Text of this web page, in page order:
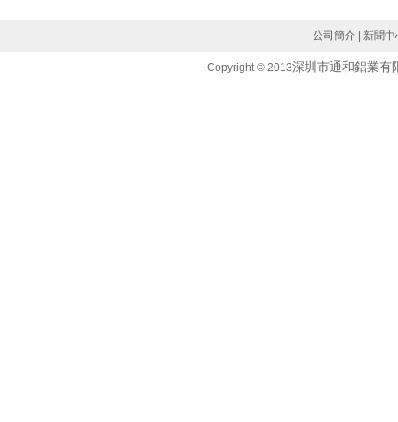
公司簡介 新聞中
Copyright © 2013深圳市通和鋁業有